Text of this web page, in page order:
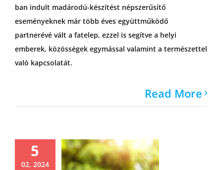
ban indult madárodú-készítést népszerűsítő
eseményeknek már több éves együttműködő
partnerévé vált a fatelep, ezzel is segítve a helyi
emberek, közösségek egymással valamint a természettel
való kapcsolatát.
Read More
5
02, 2024